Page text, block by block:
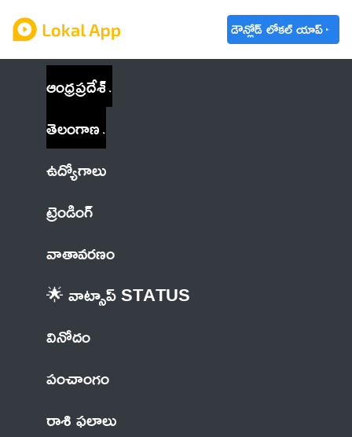
డౌన్లోడ్ లోకల్ యాప్
ఆంధ్రప్రదేశ్
తెలంగాణ
ఉద్యోగాలు
ట్రెండింగ్
వాతావరణం
🌟 వాట్సాప్ STATUS
వినోదం
పంచాంగం
రాశి ఫలాలు